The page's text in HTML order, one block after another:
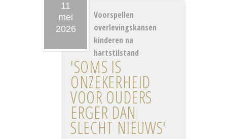
11
mei
2026
Voorspellen
overlevingskansen
kinderen na
hartstilstand
'SOMS IS
ONZEKERHEID
VOOR OUDERS
ERGER DAN
SLECHT NIEUWS'